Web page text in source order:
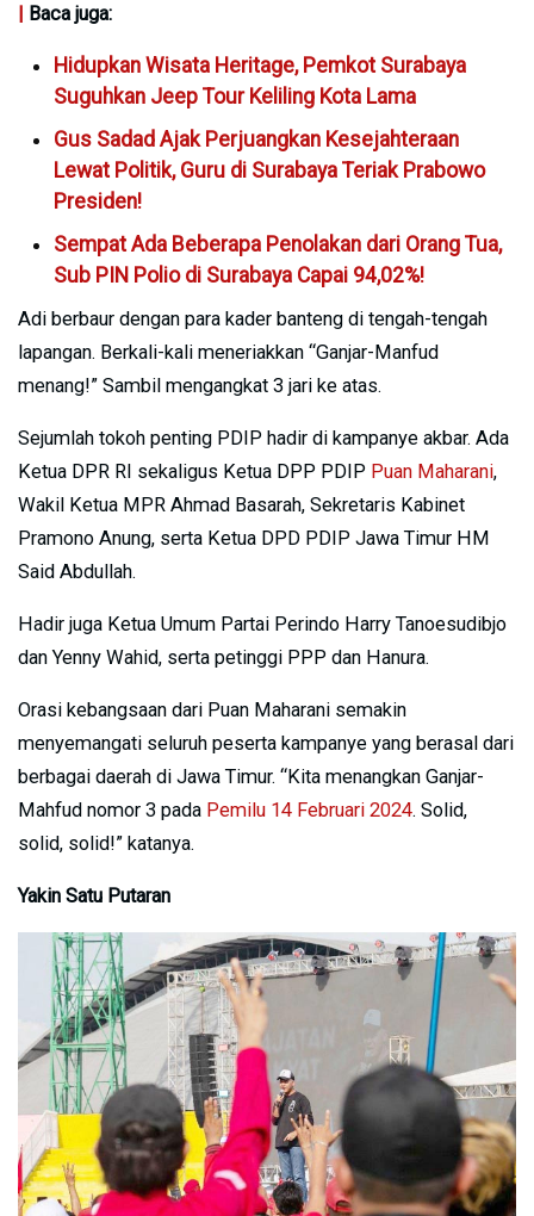
| Baca juga:
Hidupkan Wisata Heritage, Pemkot Surabaya
Suguhkan Jeep Tour Keliling Kota Lama
Gus Sadad Ajak Perjuangkan Kesejahteraan
Lewat Politik, Guru di Surabaya Teriak Prabowo
Presiden!
Sempat Ada Beberapa Penolakan dari Orang Tua,
Sub PIN Polio di Surabaya Capai 94,02%!
Adi berbaur dengan para kader banteng di tengah-tengah
lapangan. Berkali-kali meneriakkan “Ganjar-Manfud
menang!” Sambil mengangkat 3 jari ke atas.
Sejumlah tokoh penting PDIP hadir di kampanye akbar. Ada
Ketua DPR RI sekaligus Ketua DPP PDIP Puan Maharani,
Wakil Ketua MPR Ahmad Basarah, Sekretaris Kabinet
Pramono Anung, serta Ketua DPD PDIP Jawa Timur HM
Said Abdullah.
Hadir juga Ketua Umum Partai Perindo Harry Tanoesudibjo
dan Yenny Wahid, serta petinggi PPP dan Hanura.
Orasi kebangsaan dari Puan Maharani semakin
menyemangati seluruh peserta kampanye yang berasal dari
berbagai daerah di Jawa Timur. “Kita menangkan Ganjar-
Mahfud nomor 3 pada Pemilu 14 Februari 2024. Solid,
solid, solid!” katanya.
Yakin Satu Putaran